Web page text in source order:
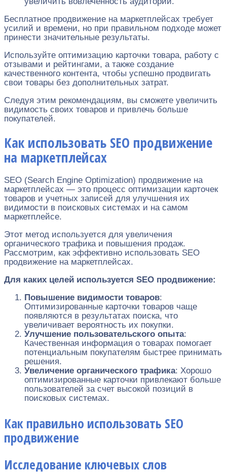
Бесплатное продвижение на маркетплейсах требует
усилий и времени, но при правильном подходе может
принести значительные результаты.
Используйте оптимизацию карточки товара, работу с
отзывами и рейтингами, а также создание
качественного контента, чтобы успешно продвигать
свои товары без дополнительных затрат.
Следуя этим рекомендациям, вы сможете увеличить
видимость своих товаров и привлечь больше
покупателей.
Как использовать SEO продвижение
на маркетплейсах
SEO (Search Engine Optimization) продвижение на
маркетплейсах — это процесс оптимизации карточек
товаров и учетных записей для улучшения их
видимости в поисковых системах и на самом
маркетплейсе.
Этот метод используется для увеличения
органического трафика и повышения продаж.
Рассмотрим, как эффективно использовать SEO
продвижение на маркетплейсах.
Для каких целей используется SEO продвижение:
Повышение видимости товаров:
Оптимизированные карточки товаров чаще
появляются в результатах поиска, что
увеличивает вероятность их покупки.
Улучшение пользовательского опыта:
Качественная информация о товарах помогает
потенциальным покупателям быстрее принимать
решения.
Увеличение органического трафика: Хорошо
оптимизированные карточки привлекают больше
пользователей за счет высокой позиций в
поисковых системах.
Как правильно использовать SEO
продвижение
Исследование ключевых слов